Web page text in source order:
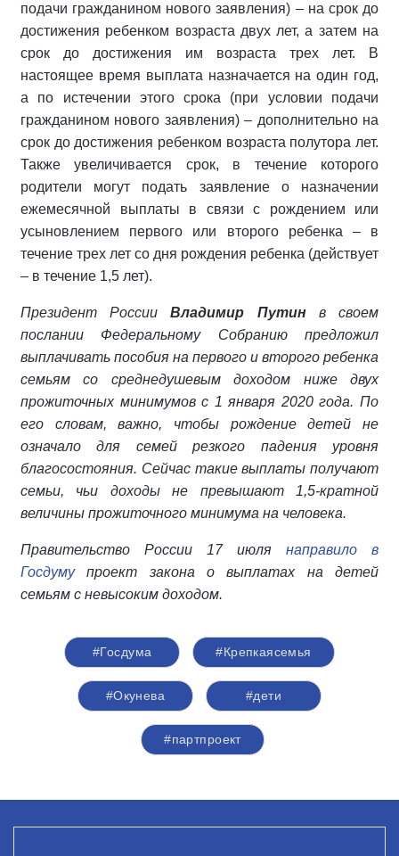
подачи гражданином нового заявления) – на срок до
достижения ребенком возраста двух лет, а затем на
срок до достижения им возраста трех лет. В
настоящее время выплата назначается на один год,
а по истечении этого срока (при условии подачи
гражданином нового заявления) – дополнительно на
срок до достижения ребенком возраста полутора лет.
Также увеличивается срок, в течение которого
родители могут подать заявление о назначении
ежемесячной выплаты в связи с рождением или
усыновлением первого или второго ребенка – в
течение трех лет со дня рождения ребенка (действует
– в течение 1,5 лет).
Президент РоссииВладимир Путинв своем
послании Федеральному Собранию предложил
выплачивать пособия на первого и второго ребенка
семьям со среднедушевым доходом ниже двух
прожиточных минимумов с 1 января 2020 года. По
его словам, важно, чтобы рождение детей не
означало для семей резкого падения уровня
благосостояния. Сейчас такие выплаты получают
семьи, чьи доходы не превышают 1,5-кратной
величины прожиточного минимума на человека.
Правительство России 17 июля направило в
Госдумупроект закона о выплатах на детей
семьям с невысоким доходом.
#Госдума #Крепкаясемья
#Окунева #дети
#партпроект